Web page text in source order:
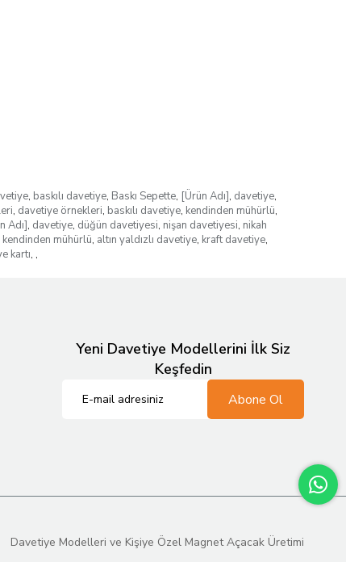
, baskılı davetiye, Baskı Sepette, [Ürün Adı], davetiye,
, davetiye örnekleri, baskılı davetiye, kendinden mühürlü,
Adı], davetiye, düğün davetiyesi, nişan davetiyesi, nikah
kendinden mühürlü, altın yaldızlı davetiye, kraft davetiye,
kartı, ,
Yeni Davetiye Modellerini İlk Siz
Keşfedin
Abone Ol
Davetiye Modelleri ve Kişiye Özel Magnet Açacak Üretimi